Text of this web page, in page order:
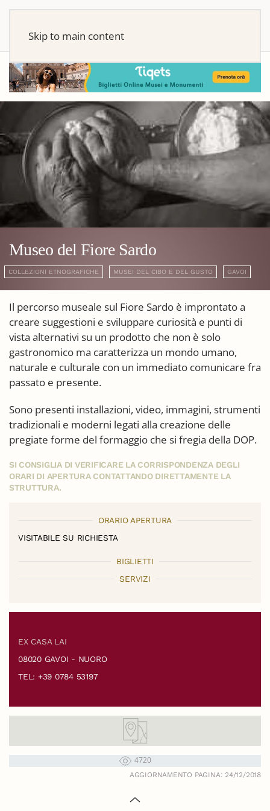
Skip to main content
Museo del Fiore Sardo
COLLEZIONI ETNOGRAFICHE MUSEI DEL CIBO E DEL GUSTO GAVOI
Il percorso museale sul Fiore Sardo è improntato a
creare suggestioni e sviluppare curiosità e punti di
vista alternativi su un prodotto che non è solo
gastronomico ma caratterizza un mondo umano,
naturale e culturale con un immediato comunicare fra
passato e presente.
Sono presenti installazioni, video, immagini, strumenti
tradizionali e moderni legati alla creazione delle
pregiate forme del formaggio che si fregia della DOP.
SI CONSIGLIA DI VERIFICARE LA CORRISPONDENZA DEGLI
ORARI DI APERTURA CONTATTANDO DIRETTAMENTE LA
STRUTTURA.
ORARIO APERTURA
VISITABILE SU RICHIESTA
BIGLIETTI
SERVIZI
EX CASA LAI
08020 GAVOI - NUORO
TEL: +39 0784 53197
4720
AGGIORNAMENTO PAGINA: 24/12/2018